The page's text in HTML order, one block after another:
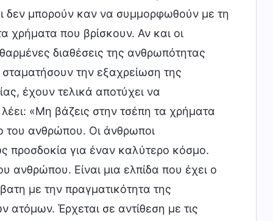
δεν μπορούν καν να συμμορφωθούν με τη
χρήματα που βρίσκουν. Αν και οι
διαθέσεις της ανθρωπότητας
την εξαχρείωση της
έχουν τελικά αποτύχει να
«Μη βάζεις στην τσέπη τα χρήματα
του ανθρώπου. Οι άνθρωποι
προσδοκία για έναν καλύτερο κόσμο.
ανθρώπου. Είναι μια ελπίδα που έχει ο
με την πραγματικότητα της
Έρχεται σε αντίθεση με τις